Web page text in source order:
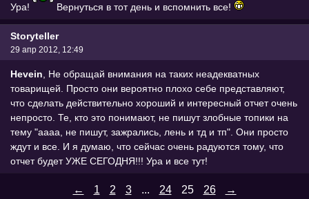
Ура! Вернуться в тот день и вспомнить все!
Storyteller
29 апр 2012, 12:49
Hevein , Не обращай внимания на таких неадекватных
товарищей. Просто они вероятно плохо себе представляют,
что сделать действительно хороший и интересный отчет очень
непросто. Те, кто это понимают, не пишут злобные топики на
тему "аааа, не пишут, зажрались, лень и тд и тп". Они просто
ждут и все. И я думаю, что сейчас очень радуются тому, что
отчет будет УЖЕ СЕГОДНЯ!!! Ура и все тут!
← 1 2 3... 2425 26 →